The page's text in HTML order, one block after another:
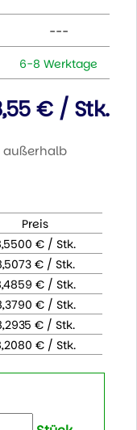
---
6-8 Werktage
€ / Stk.
außerhalb
Preis
€ / Stk.
€ / Stk.
€ / Stk.
€ / Stk.
€ / Stk.
€ / Stk.